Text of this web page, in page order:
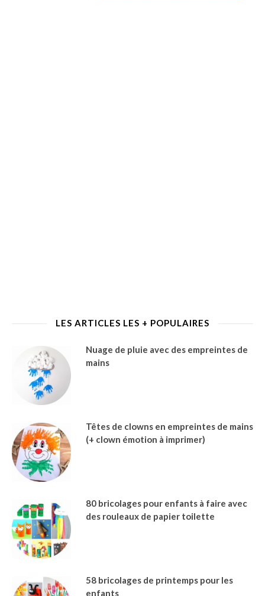
LES ARTICLES LES + POPULAIRES
Nuage de pluie avec des empreintes de
mains
Têtes de clowns en empreintes de mains
(+ clown émotion à imprimer)
80 bricolages pour enfants à faire avec
des rouleaux de papier toilette
58 bricolages de printemps pour les
enfants